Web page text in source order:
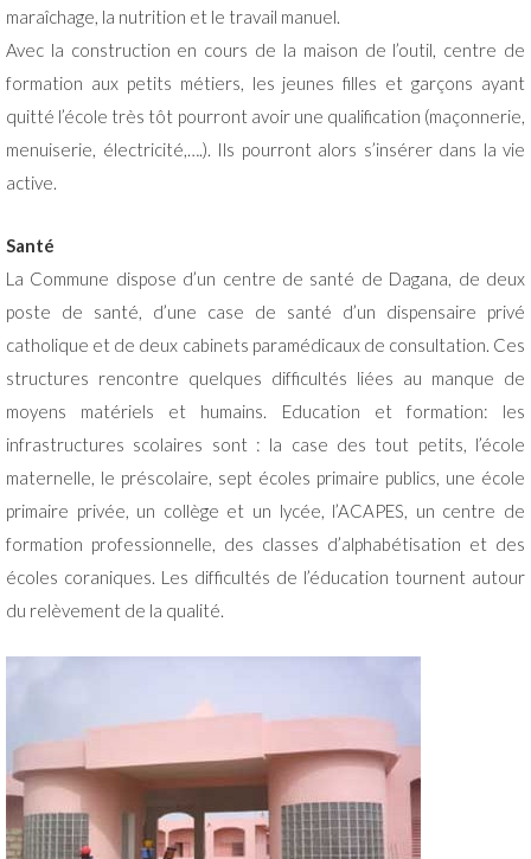
maraîchage, la nutrition et le travail manuel.
Avec la construction en cours de la maison de l’outil, centre de
formation aux petits métiers, les jeunes filles et garçons ayant
quitté l’école très tôt pourront avoir une qualification (maçonnerie,
menuiserie, électricité,….). Ils pourront alors s’insérer dans la vie
active.
Santé
La Commune dispose d’un centre de santé de Dagana, de deux
poste de santé, d’une case de santé d’un dispensaire privé
catholique et de deux cabinets paramédicaux de consultation. Ces
structures rencontre quelques difficultés liées au manque de
moyens matériels et humains. Education et formation: les
infrastructures scolaires sont : la case des tout petits, l’école
maternelle, le préscolaire, sept écoles primaire publics, une école
primaire privée, un collège et un lycée, l’ACAPES, un centre de
formation professionnelle, des classes d’alphabétisation et des
écoles coraniques. Les difficultés de l’éducation tournent autour
du relèvement de la qualité.